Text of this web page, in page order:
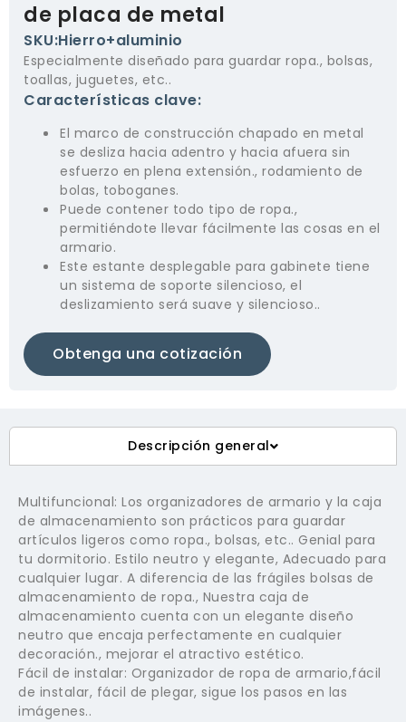
de placa de metal
SKU:Hierro+aluminio
Especialmente diseñado para guardar ropa., bolsas,
toallas, juguetes, etc..
Características clave:
El marco de construcción chapado en metal
se desliza hacia adentro y hacia afuera sin
esfuerzo en plena extensión., rodamiento de
bolas, toboganes.
Puede contener todo tipo de ropa.,
permitiéndote llevar fácilmente las cosas en el
armario.
Este estante desplegable para gabinete tiene
un sistema de soporte silencioso, el
deslizamiento será suave y silencioso..
Obtenga una cotización
Descripción general
Multifuncional: Los organizadores de armario y la caja
de almacenamiento son prácticos para guardar
artículos ligeros como ropa., bolsas, etc.. Genial para
tu dormitorio. Estilo neutro y elegante, Adecuado para
cualquier lugar. A diferencia de las frágiles bolsas de
almacenamiento de ropa., Nuestra caja de
almacenamiento cuenta con un elegante diseño
neutro que encaja perfectamente en cualquier
decoración., mejorar el atractivo estético.
Fácil de instalar: Organizador de ropa de armario,fácil
de instalar, fácil de plegar, sigue los pasos en las
imágenes..